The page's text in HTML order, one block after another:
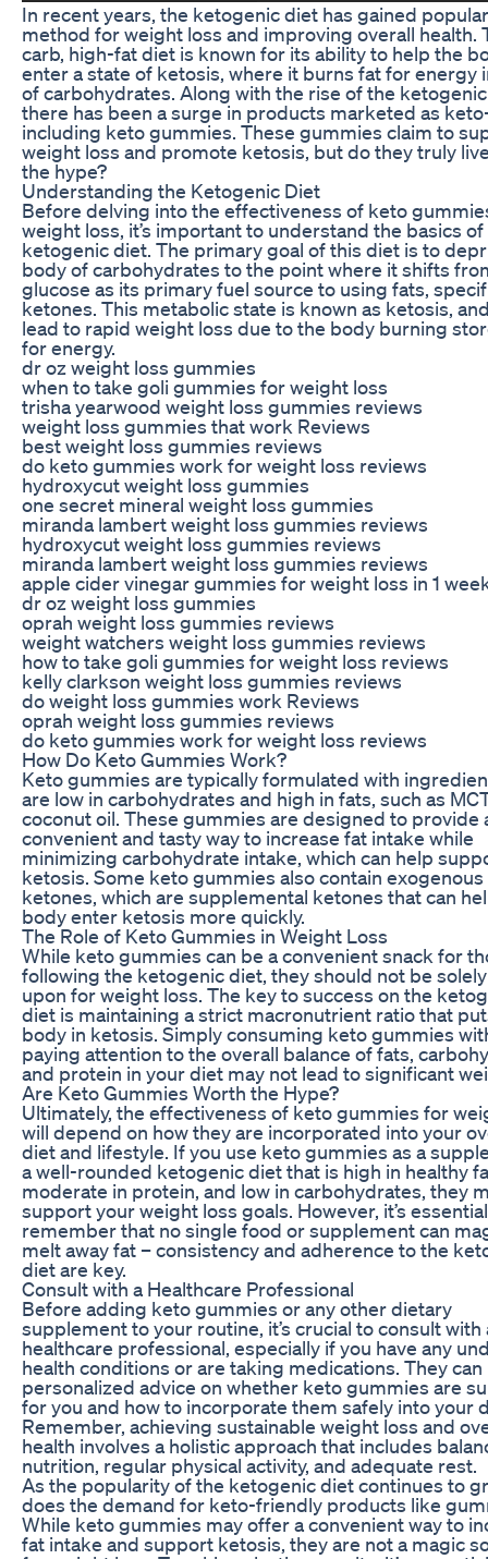
In recent years, the ketogenic diet has gained
method for weight loss and improving overall health.
carb, high-fat diet is known for its ability to help the
enter a state of ketosis, where it burns fat for energy
of carbohydrates. Along with the rise of the
there has been a surge in products marketed as
including keto gummies. These gummies claim to
weight loss and promote ketosis, but do they truly
the hype?
Understanding the Ketogenic Diet
Before delving into the effectiveness of keto
weight loss, it’s important to understand the basics
ketogenic diet. The primary goal of this diet is to
body of carbohydrates to the point where it shifts
glucose as its primary fuel source to using fats,
ketones. This metabolic state is known as ketosis,
lead to rapid weight loss due to the body burning
for energy.
dr oz weight loss gummies
when to take goli gummies for weight loss
trisha yearwood weight loss gummies reviews
weight loss gummies that work Reviews
best weight loss gummies reviews
do keto gummies work for weight loss reviews
hydroxycut weight loss gummies
one secret mineral weight loss gummies
miranda lambert weight loss gummies reviews
hydroxycut weight loss gummies reviews
miranda lambert weight loss gummies reviews
apple cider vinegar gummies for weight loss in 1
dr oz weight loss gummies
oprah weight loss gummies reviews
weight watchers weight loss gummies reviews
how to take goli gummies for weight loss reviews
kelly clarkson weight loss gummies reviews
do weight loss gummies work Reviews
oprah weight loss gummies reviews
do keto gummies work for weight loss reviews
How Do Keto Gummies Work?
Keto gummies are typically formulated with
are low in carbohydrates and high in fats, such as
coconut oil. These gummies are designed to provide
convenient and tasty way to increase fat intake while
minimizing carbohydrate intake, which can help
ketosis. Some keto gummies also contain exogenous
ketones, which are supplemental ketones that can
body enter ketosis more quickly.
The Role of Keto Gummies in Weight Loss
While keto gummies can be a convenient snack for
following the ketogenic diet, they should not be
upon for weight loss. The key to success on the
diet is maintaining a strict macronutrient ratio that
body in ketosis. Simply consuming keto gummies
paying attention to the overall balance of fats,
and protein in your diet may not lead to significant
Are Keto Gummies Worth the Hype?
Ultimately, the effectiveness of keto gummies for
will depend on how they are incorporated into your
diet and lifestyle. If you use keto gummies as a
a well-rounded ketogenic diet that is high in healthy
moderate in protein, and low in carbohydrates, they
support your weight loss goals. However, it’s
remember that no single food or supplement can
melt away fat – consistency and adherence to the
diet are key.
Consult with a Healthcare Professional
Before adding keto gummies or any other dietary
supplement to your routine, it’s crucial to consult with
healthcare professional, especially if you have any
health conditions or are taking medications. They
personalized advice on whether keto gummies are
for you and how to incorporate them safely into your
Remember, achieving sustainable weight loss and
health involves a holistic approach that includes
nutrition, regular physical activity, and adequate rest.
As the popularity of the ketogenic diet continues to
does the demand for keto-friendly products like
While keto gummies may offer a convenient way to
fat intake and support ketosis, they are not a magic